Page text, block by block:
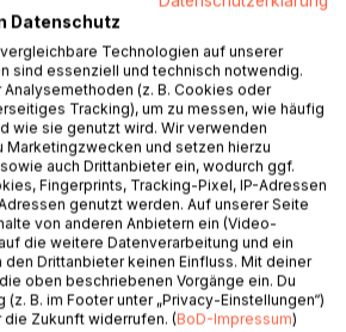
für Sie:
Leitfaden für die perfekte
und
von 2BEKNOWN
interviewt und zeigt Ihnen in
wie Sie in 5 einfachen Schritten eine
erfolgreiche Aufzugsansprache
jeden mitreißt!
dieses Buch:
Datenschutz
Technologien auf unserer
sind essenziell und technisch notwendig.
(z. B. Cookies oder
Tracking), um zu messen, wie häufig
wie sie genutzt wird. Wir verwenden
Marketingzwecken und setzen hierzu
auch Drittanbieter ein, wodurch ggf.
Fingerprints, Tracking-Pixel, IP-Adressen
genutzt werden. Auf unserer Seite
von anderen Anbietern ein (Video-
die weitere Datenverarbeitung und ein
Drittanbieter keinen Einfluss. Mit deiner
oben beschriebenen Vorgänge ein. Du
B. im Footer unter „Privacy-Einstellungen“)
Zukunft widerrufen. (BoD-Impressum)